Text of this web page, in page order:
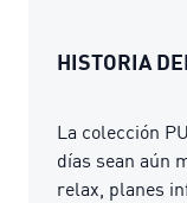
HISTORIA
La colección
días sean aún
relax, planes